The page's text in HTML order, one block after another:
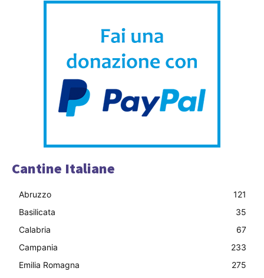
Cantine Italiane
Abruzzo
121
Basilicata
35
Calabria
67
Campania
233
Emilia Romagna
275